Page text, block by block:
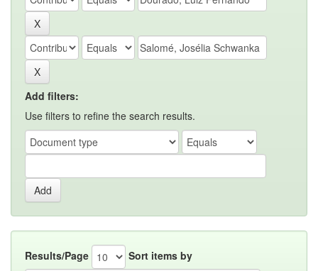
Add filters:
Use filters to refine the search results.
Results/Page Sort items by